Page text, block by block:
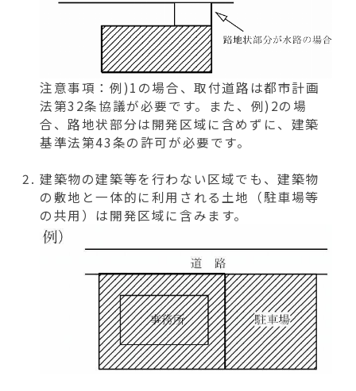
注意事項：例)1の場合、取付道路は都市計画
法第32条協議が必要です。また、例)2の場
合、路地状部分は開発区域に含めずに、建築
基準法第43条の許可が必要です。
建築物の建築等を行わない区域でも、建築物
の敷地と一体的に利用される土地（駐車場等
の共用）は開発区域に含みます。